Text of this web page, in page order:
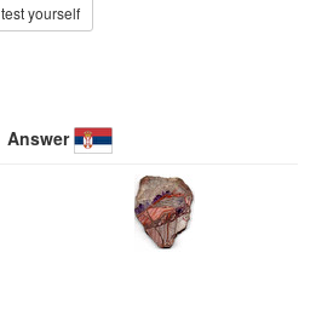
test yourself
Answer